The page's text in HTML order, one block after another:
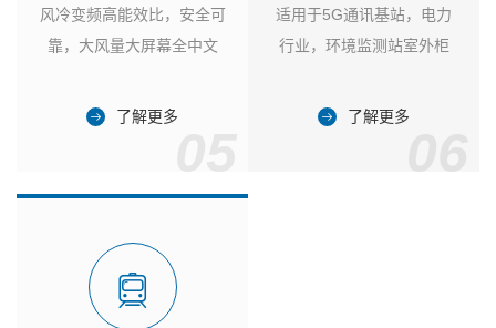
风冷变频高能效比，安全可
靠，大风量大屏幕全中文
了解更多
适用于5G通讯基站，电力
行业，环境监测站室外柜
了解更多